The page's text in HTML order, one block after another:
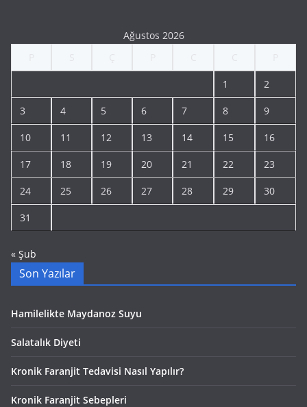
Ağustos 2026
1 2
3 4 5 6 7 8 9
10 11 12 13 14 15 16
17 18 19 20 21 22 23
24 25 26 27 28 29 30
31
« Şub
Son Yazılar
Hamilelikte Maydanoz Suyu
Salatalık Diyeti
Kronik Faranjit Tedavisi Nasıl Yapılır?
Kronik Faranjit Sebepleri